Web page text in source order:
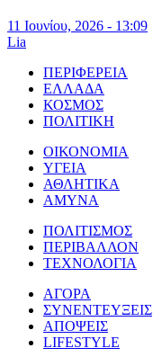
11 Ιουνίου, 2026 - 13:09
Lia
ΠΕΡΙΦΕΡΕΙΑ
ΕΛΛΑΔΑ
ΚΟΣΜΟΣ
ΠΟΛΙΤΙΚΗ
ΟΙΚΟΝΟΜΙΑ
ΥΓΕΙΑ
ΑΘΛΗΤΙΚΑ
ΑΜΥΝΑ
ΠΟΛΙΤΙΣΜΟΣ
ΠΕΡΙΒΑΛΛΟΝ
ΤΕΧΝΟΛΟΓΙΑ
ΑΓΟΡΑ
ΣΥΝΕΝΤΕΥΞΕΙΣ
ΑΠΟΨΕΙΣ
LIFESTYLE